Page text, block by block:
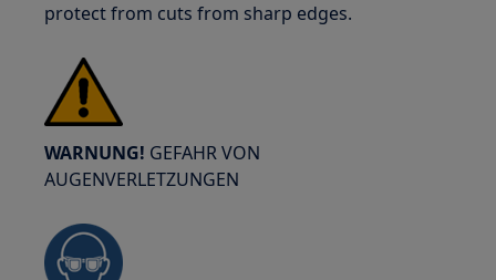
protect from cuts from sharp edges.
WARNUNG! GEFAHR VON
AUGENVERLETZUNGEN